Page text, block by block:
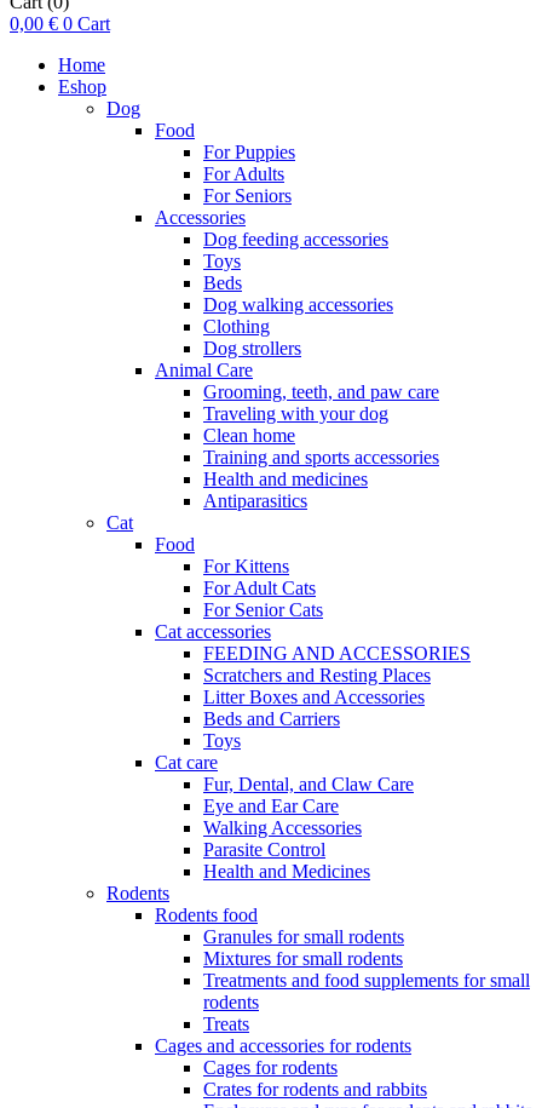
0,00 € 0 Cart
Home
Eshop
Dog
Food
For Puppies
For Adults
For Seniors
Accessories
Dog feeding accessories
Toys
Beds
Dog walking accessories
Clothing
Dog strollers
Animal Care
Grooming, teeth, and paw care
Traveling with your dog
Clean home
Training and sports accessories
Health and medicines
Antiparasitics
Cat
Food
For Kittens
For Adult Cats
For Senior Cats
Cat accessories
FEEDING AND ACCESSORIES
Scratchers and Resting Places
Litter Boxes and Accessories
Beds and Carriers
Toys
Cat care
Fur, Dental, and Claw Care
Eye and Ear Care
Walking Accessories
Parasite Control
Health and Medicines
Rodents
Rodents food
Granules for small rodents
Mixtures for small rodents
Treatments and food supplements for small
rodents
Treats
Cages and accessories for rodents
Cages for rodents
Сrates for rodents and rabbits